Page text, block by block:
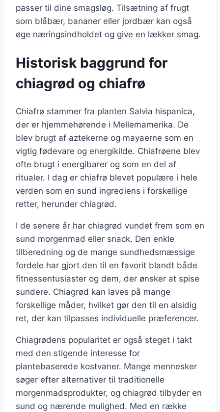
passer til dine smagsløg. Tilsætning af frugt
som blåbær, bananer eller jordbær kan også
øge næringsindholdet og give en lækker smag.
Historisk baggrund for
chiagrød og chiafrø
Chiafrø stammer fra planten Salvia hispanica,
der er hjemmehørende i Mellemamerika. De
blev brugt af aztekerne og mayaerne som en
vigtig fødevare og energikilde. Chiafrøene blev
ofte brugt i energibarer og som en del af
ritualer. I dag er chiafrø blevet populære i hele
verden som en sund ingrediens i forskellige
retter, herunder chiagrød.
I de senere år har chiagrød vundet frem som en
sund morgenmad eller snack. Den enkle
tilberedning og de mange sundhedsmæssige
fordele har gjort den til en favorit blandt både
fitnessentusiaster og dem, der ønsker at spise
sundere. Chiagrød kan laves på mange
forskellige måder, hvilket gør den til en alsidig
ret, der kan tilpasses individuelle præferencer.
Chiagrødens popularitet er også steget i takt
med den stigende interesse for
plantebaserede kostvaner. Mange mennesker
søger efter alternativer til traditionelle
morgenmadsprodukter, og chiagrød tilbyder en
sund og nærende mulighed. Med en række